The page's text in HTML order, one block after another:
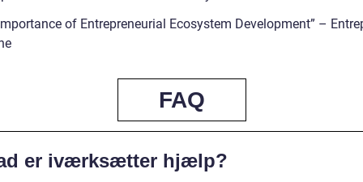
of Entrepreneurial Ecosystem Development” –
FAQ
er iværksætter hjælp?